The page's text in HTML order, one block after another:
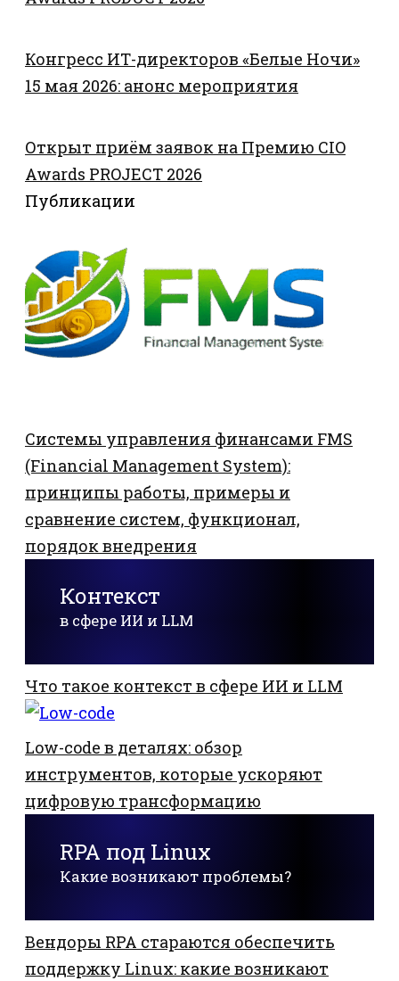
Конгресс ИТ-директоров «Белые Ночи»
15 мая 2026: анонс мероприятия
Открыт приём заявок на Премию CIO
Awards PROJECT 2026
Публикации
Системы управления финансами FMS
(Financial Management System):
принципы работы, примеры и
сравнение систем, функционал,
порядок внедрения
Контекст
в сфере ИИ и LLM
Что такое контекст в сфере ИИ и LLM
Low-code в деталях: обзор
инструментов, которые ускоряют
цифровую трансформацию
RPA под Linux
Какие возникают проблемы?
Вендоры RPA стараются обеспечить
поддержку Linux: какие возникают